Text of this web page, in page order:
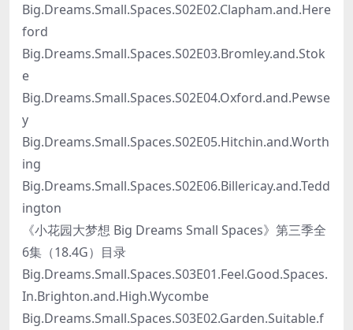
Big.Dreams.Small.Spaces.S02E02.Clapham.and.Here
ford
Big.Dreams.Small.Spaces.S02E03.Bromley.and.Stok
e
Big.Dreams.Small.Spaces.S02E04.Oxford.and.Pewse
y
Big.Dreams.Small.Spaces.S02E05.Hitchin.and.Worth
ing
Big.Dreams.Small.Spaces.S02E06.Billericay.and.Tedd
ington
《小花园大梦想 Big Dreams Small Spaces》第三季全
6集（18.4G）目录
Big.Dreams.Small.Spaces.S03E01.Feel.Good.Spaces.
In.Brighton.and.High.Wycombe
Big.Dreams.Small.Spaces.S03E02.Garden.Suitable.f